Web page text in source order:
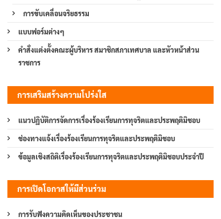
การขับเคลื่อนจริยธรรม
แบบฟอร์มต่างๆ
คำสั่งแต่งตั้งคณะผู้บริหาร สมาชิกสภาเทศบาล และหัวหน้าส่วน
ราชการ
การเสริมสร้างความโปร่งใส
แนวปฏิบัติการจัดการเรื่องร้องเรียนการทุจริตและประพฤติมิชอบ
ช่องทางแจ้งเรื่องร้องเรียนการทุจริตและประพฤติมิชอบ
ข้อมูลเชิงสถิติเรื่องร้องเรียนการทุจริตและประพฤติมิชอบประจำปี
การเปิดโอกาสให้มีส่วนร่วม
การรับฟังความคิดเห็นของประชาชน